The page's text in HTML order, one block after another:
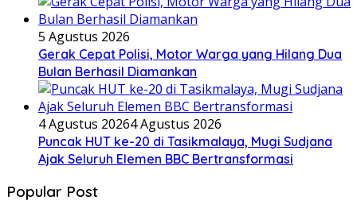
5 Agustus 2026
Gerak Cepat Polisi, Motor Warga yang Hilang Dua
Bulan Berhasil Diamankan
4 Agustus 20264 Agustus 2026
Puncak HUT ke-20 di Tasikmalaya, Mugi Sudjana
Ajak Seluruh Elemen BBC Bertransformasi
Popular Post